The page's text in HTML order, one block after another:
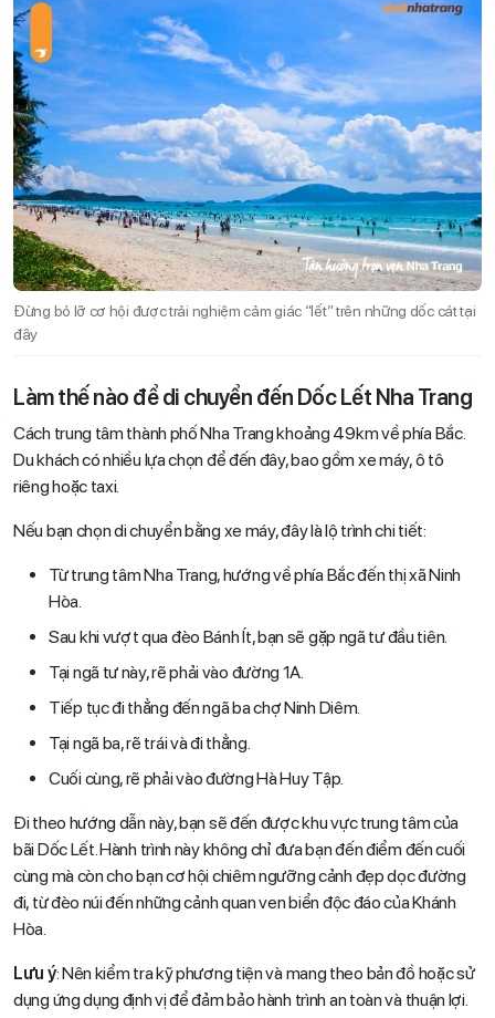
Đừng bỏ lỡ cơ hội được trải nghiệm cảm giác “lết” trên những dốc cát tại
đây
Làm thế nào để di chuyển đến Dốc Lết Nha Trang
Cách trung tâm thành phố Nha Trang khoảng 49km về phía Bắc.
Du khách có nhiều lựa chọn để đến đây, bao gồm xe máy, ô tô
riêng hoặc taxi.
Nếu bạn chọn di chuyển bằng xe máy, đây là lộ trình chi tiết:
Từ trung tâm Nha Trang, hướng về phía Bắc đến thị xã Ninh
Hòa.
Sau khi vượt qua đèo Bánh Ít, bạn sẽ gặp ngã tư đầu tiên.
Tại ngã tư này, rẽ phải vào đường 1A.
Tiếp tục đi thẳng đến ngã ba chợ Ninh Diêm.
Tại ngã ba, rẽ trái và đi thẳng.
Cuối cùng, rẽ phải vào đường Hà Huy Tập.
Đi theo hướng dẫn này, bạn sẽ đến được khu vực trung tâm của
bãi Dốc Lết. Hành trình này không chỉ đưa bạn đến điểm đến cuối
cùng mà còn cho bạn cơ hội chiêm ngưỡng cảnh đẹp dọc đường
đi, từ đèo núi đến những cảnh quan ven biển độc đáo của Khánh
Hòa.
Lưu ý: Nên kiểm tra kỹ phương tiện và mang theo bản đồ hoặc sử
dụng ứng dụng định vị để đảm bảo hành trình an toàn và thuận lợi.